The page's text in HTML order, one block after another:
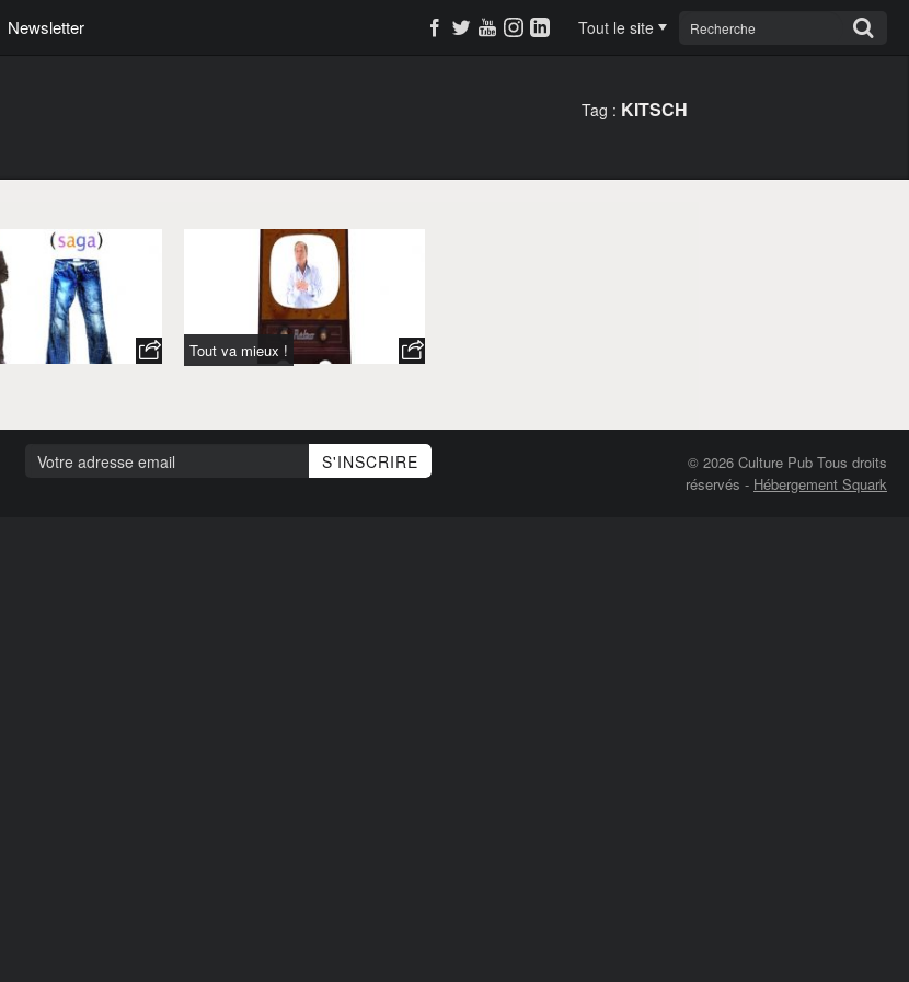
Newsletter Tout le site
Tag : KITSCH
Tout va mieux !
© 2026 Culture Pub Tous droits
réservés - Hébergement Squark